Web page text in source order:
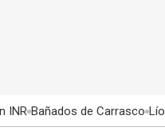
INR Bañados de Carrasco